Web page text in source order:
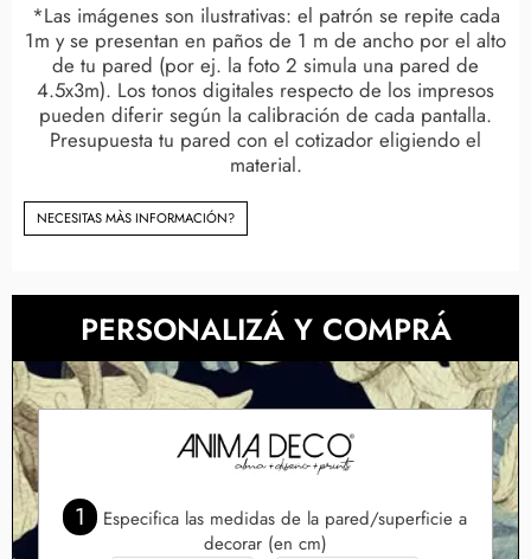
*Las imágenes son ilustrativas: el patrón se repite cada
1m y se presentan en paños de 1 m de ancho por el alto
de tu pared (por ej. la foto 2 simula una pared de
4.5x3m). Los tonos digitales respecto de los impresos
pueden diferir según la calibración de cada pantalla.
Presupuesta tu pared con el cotizador eligiendo el
material.
NECESITAS MÀS INFORMACIÓN?
PERSONALIZÁ Y COMPRÁ
1
Especifica las medidas de la pared/superficie a
decorar (en cm)